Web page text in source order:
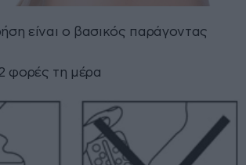
είναι ο βασικός παράγοντας
φορές τη μέρα